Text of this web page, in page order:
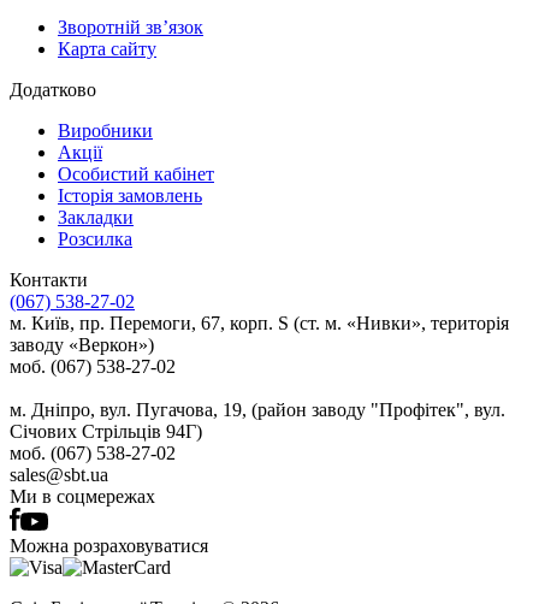
Зворотній зв’язок
Карта сайту
Додатково
Виробники
Акції
Особистий кабінет
Історія замовлень
Закладки
Розсилка
Контакти
(067) 538-27-02
м. Київ, пр. Перемоги, 67, корп. S (ст. м. «Нивки», територія
заводу «Веркон»)
моб. (067) 538-27-02
м. Дніпро, вул. Пугачова, 19, (район заводу "Профітек", вул.
Січових Стрільців 94Г)
моб. (067) 538-27-02
sales@sbt.ua
Ми в соцмережах
Можна розраховуватися